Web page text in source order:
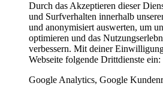
Durch das Akzeptieren dieser
und Surfverhalten innerhalb
und anonymisiert auswerten, um
optimieren und das
verbessern. Mit deiner
Webseite folgende Drittdienste ein:
Google Analytics, Google